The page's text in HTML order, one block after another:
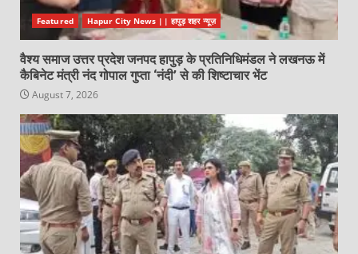
Featured Hapur City News || हापुड़ शहर न्यूज़
वैश्य समाज उत्तर प्रदेश जनपद हापुड़ के प्रतिनिधिमंडल ने लखनऊ में
कैबिनेट मंत्री नंद गोपाल गुप्ता ‘नंदी’ से की शिष्टाचार भेंट
August 7, 2026